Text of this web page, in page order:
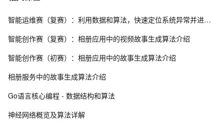
8 数组求和算法系列 640
10动画 | 什么是基数排序？| 算法必看系列四十
智能运维赛（复赛）：利用数据和算法，快速定位系统异常并进行根因分析
智能创作赛（复赛）：相册应用中的视频故事生成算法介绍
智能创作赛（初赛）：相册应用中的故事生成算法介绍
相册服务中的故事生成算法介绍
Go语言核心编程 - 数据结构和算法
神经网络概览及算法详解